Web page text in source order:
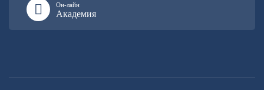
Он-лайн
Академия